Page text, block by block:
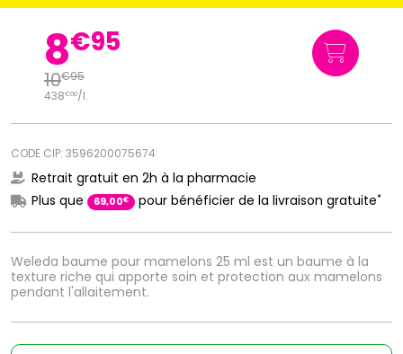
Weleda baume pour mamelons 25 ml est un baume à la
texture riche qui apporte soin et protection aux mamelons
pendant l'allaitement.
8€95
10€95
438€00/l.
CODE CIP: 3596200075674
Retrait gratuit en 2h à la pharmacie
Plus que
69,00€ pour bénéficier de la livraison gratuite*